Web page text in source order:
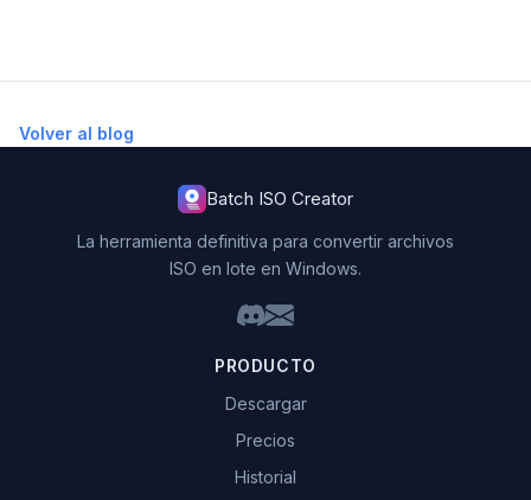
Volver al blog
Batch ISO Creator
La herramienta definitiva para convertir archivos
ISO en lote en Windows.
PRODUCTO
Descargar
Precios
Historial